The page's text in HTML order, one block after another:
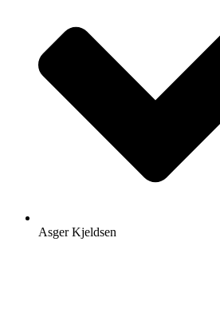
Asger Kjeldsen